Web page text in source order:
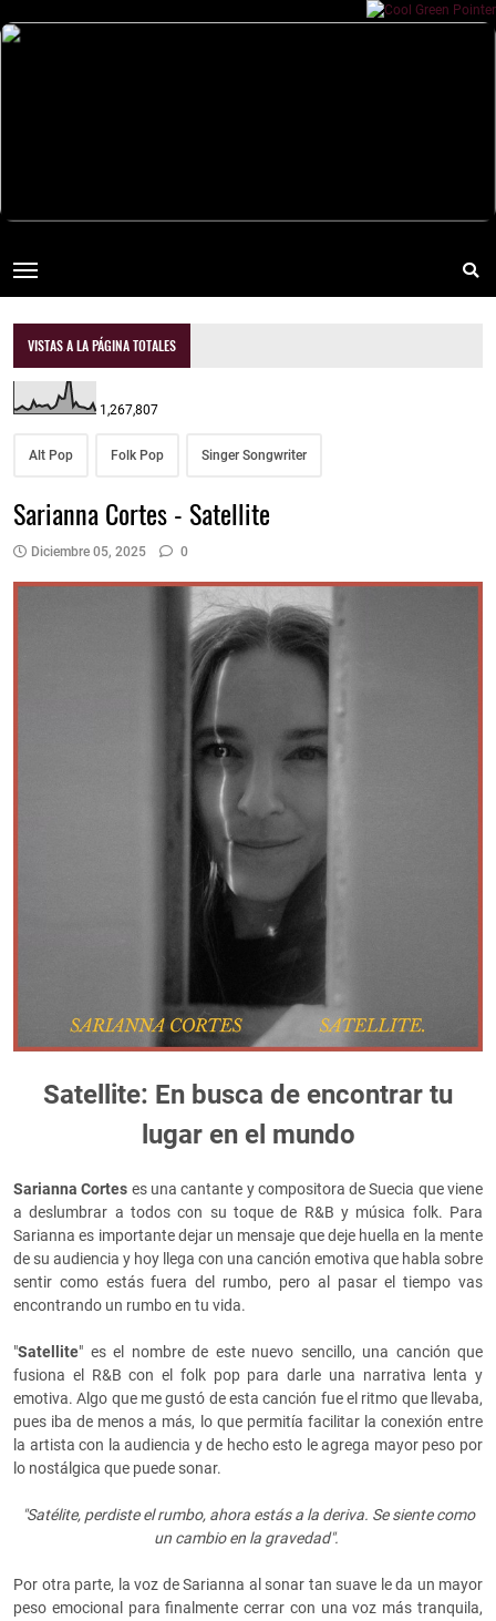
VISTAS A LA PÁGINA TOTALES
1,267,807
Alt Pop Folk Pop Singer Songwriter
Sarianna Cortes - Satellite
Diciembre 05, 2025 0
Satellite: En busca de encontrar tu
lugar en el mundo
Sarianna Cortes es una cantante y compositora de Suecia que viene
a deslumbrar a todos con su toque de R&B y música folk. Para
Sarianna es importante dejar un mensaje que deje huella en la mente
de su audiencia y hoy llega con una canción emotiva que habla sobre
sentir como estás fuera del rumbo, pero al pasar el tiempo vas
encontrando un rumbo en tu vida.
"Satellite" es el nombre de este nuevo sencillo, una canción que
fusiona el R&B con el folk pop para darle una narrativa lenta y
emotiva. Algo que me gustó de esta canción fue el ritmo que llevaba,
pues iba de menos a más, lo que permitía facilitar la conexión entre
la artista con la audiencia y de hecho esto le agrega mayor peso por
lo nostálgica que puede sonar.
"Satélite, perdiste el rumbo, ahora estás a la deriva. Se siente como
un cambio en la gravedad".
Por otra parte, la voz de Sarianna al sonar tan suave le da un mayor
peso emocional para finalmente cerrar con una voz más tranquila,